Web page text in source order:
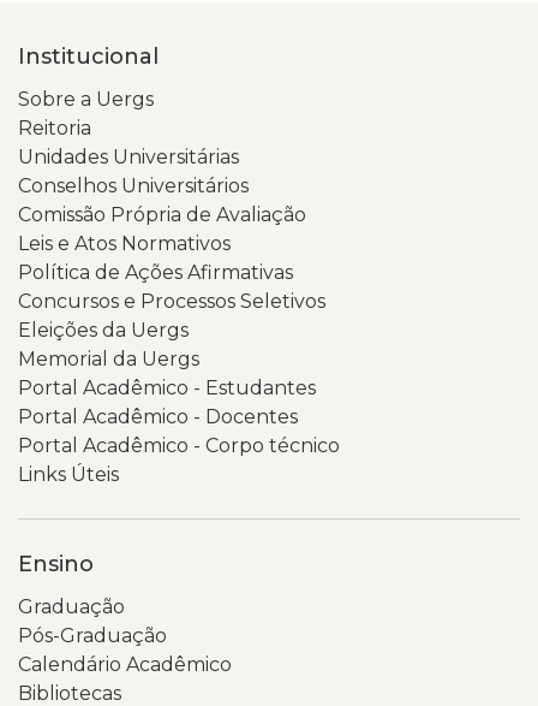
Institucional
Sobre a Uergs
Reitoria
Unidades Universitárias
Conselhos Universitários
Comissão Própria de Avaliação
Leis e Atos Normativos
Política de Ações Afirmativas
Concursos e Processos Seletivos
Eleições da Uergs
Memorial da Uergs
Portal Acadêmico - Estudantes
Portal Acadêmico - Docentes
Portal Acadêmico - Corpo técnico
Links Úteis
Ensino
Graduação
Pós-Graduação
Calendário Acadêmico
Bibliotecas